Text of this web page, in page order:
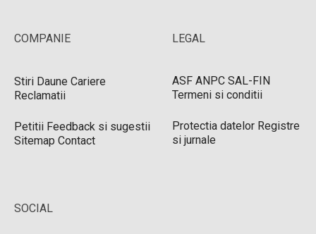
COMPANIE
Stiri Daune Cariere
Reclamatii
Petitii Feedback si sugestii
Sitemap Contact
LEGAL
ASF ANPC SAL-FIN
Termeni si conditii
Protectia datelor Registre
si jurnale
SOCIAL